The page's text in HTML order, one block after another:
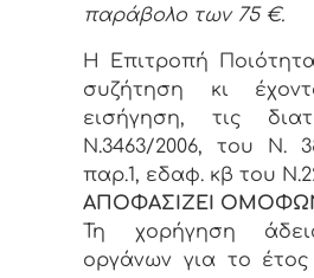
παράβολο των 75 €.
Η Επιτροπή
συζήτηση κι
εισήγηση, τις
Ν.3463/2006, του Ν.
παρ.1, εδαφ. κβ του
ΑΠΟΦΑΣΙΖΕΙ
Τη χορήγηση
οργάνων για το